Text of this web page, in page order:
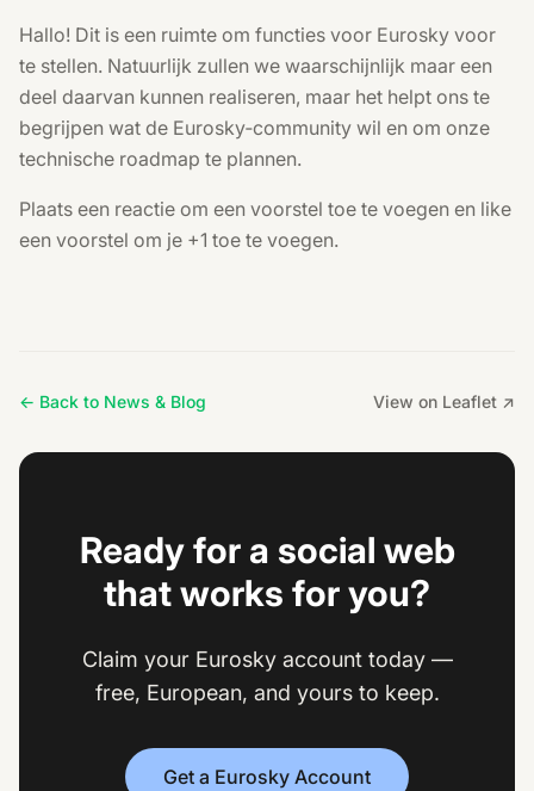
Hallo! Dit is een ruimte om functies voor Eurosky voor
te stellen. Natuurlijk zullen we waarschijnlijk maar een
deel daarvan kunnen realiseren, maar het helpt ons te
begrijpen wat de Eurosky‑community wil en om onze
technische roadmap te plannen.
Plaats een reactie om een voorstel toe te voegen en like
een voorstel om je +1 toe te voegen.
← Back to News & Blog View on Leaflet ↗
Ready for a social web
that works for you?
Claim your Eurosky account today —
free, European, and yours to keep.
Get a Eurosky Account